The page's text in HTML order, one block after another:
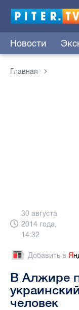
Новости
Главная
30 августа
2014 года,
14:32
Добавить в Я
В Алжире
человек